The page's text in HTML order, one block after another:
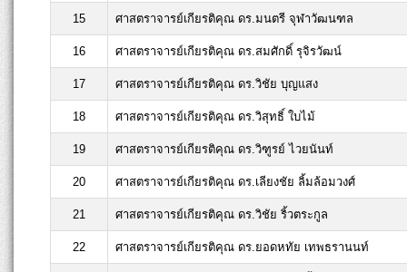
15 ศาสตราจารย์เกียรติคุณ ดร.มนตรี จุฬาวัฒนฑล
16 ศาสตราจารย์เกียรติคุณ ดร.สมศักดิ์ รุจิรวัฒน์
17 ศาสตราจารย์เกียรติคุณ ดร.วิชัย บุญแสง
18 ศาสตราจารย์เกียรติคุณ ดร.วิสุทธิ์ ใบไม้
19 ศาสตราจารย์เกียรติคุณ ดร.วิฑูรย์ ไวยนันท์
20 ศาสตราจารย์เกียรติคุณ ดร.เลียงชัย ลิ้มล้อมวงศ์
21 ศาสตราจารย์เกียรติคุณ ดร.วิชัย ริ้วตระกูล
22 ศาสตราจารย์เกียรติคุณ ดร.ยอดหทัย เทพธรานนท์